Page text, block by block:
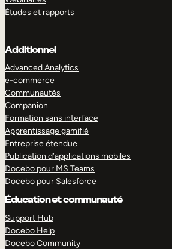
Études et rapports
Additionnel
Advanced Analytics
e-commerce
Communautés
Companion
Formation sans interface
Apprentissage gamifié
Entreprise étendue
Publication d’applications mobiles
Docebo pour MS Teams
Docebo pour Salesforce
Éducation et communauté
Support Hub
Docebo Help
Docebo Community